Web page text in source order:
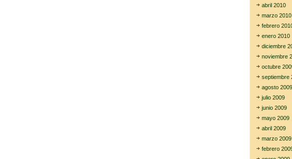
abril 2010
marzo 2010
febrero
enero 2010
diciembre
noviembre
octubre
septiembre
agosto 2009
julio 2009
junio 2009
mayo 2009
abril 2009
marzo 2009
febrero